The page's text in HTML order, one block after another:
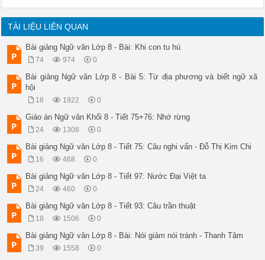
Triệu Tiết thích lớn phải tiêu vong,
Cửa Hàm Tử bắt sống Toa Đô,
Sông Bạch Đằng giết tươi Ô Mã,
Việc xưa xem xét,
Chứng cớ còn ghi.
2. Tác phẩm
a) Hoàn cảnh ra đời
b) Cáo
- Do vua chúa, tướng lĩnh, thủ lĩnh phong trào viết;
- Mục đích: Trình bày một chủ trương hay công bố một kết
- Hình thức: Được viết bằng văn vần, văn biền ngẫu hoặc
Tiết 92 NƯỚC ĐẠI VIỆT TA
(Trích Bình Ngô Đại cáo- Nguyễn Trãi)
SO SÁNH: CHIẾU, HỊCH, CÁO
Chiếu
- Giống nhau:
+ Do vua, tướng lĩnh biên soạn
Hịch
Dùng để ban bố mệnh lệnh
Cáo
Trình bày một chủ trương hay công bố một kết quả của một
TÀI LIỆU LIÊN QUAN
Bài giảng Ngữ văn Lớp 8 - Bài: Khi con tu hú
74 974 0
Bài giảng Ngữ văn Lớp 8 - Bài 5: Từ địa phương và biết ngữ xã
hội
18 1922 0
Giáo án Ngữ văn Khối 8 - Tiết 75+76: Nhớ rừng
24 1308 0
Bài giảng Ngữ văn Lớp 8 - Tiết 75: Câu nghi vấn - Đỗ Thị Kim Chi
16 468 0
Bài giảng Ngữ văn Lớp 8 - Tiết 97: Nước Đại Việt ta
24 460 0
Bài giảng Ngữ văn Lớp 8 - Tiết 93: Câu trần thuật
18 1506 0
Bài giảng Ngữ văn Lớp 8 - Bài: Nói giảm nói tránh - Thanh Tâm
39 1558 0